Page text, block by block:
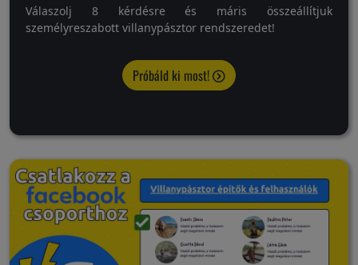
Válaszolj 8 kérdésre és máris összeállítjuk
személyreszabott villanypásztor rendszeredet!
Próbáld ki most!